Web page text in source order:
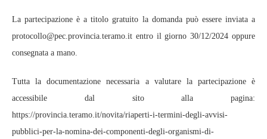
La partecipazione è a titolo gratuito la domanda può essere inviata a
protocollo@pec.provincia.teramo.it entro il giorno 30/12/2024 oppure
consegnata a mano.
Tutta la documentazione necessaria a valutare la partecipazione è
accessibile dal sito alla pagina:
https://provincia.teramo.it/novita/riaperti-i-termini-degli-avvisi-
pubblici-per-la-nomina-dei-componenti-degli-organismi-di-